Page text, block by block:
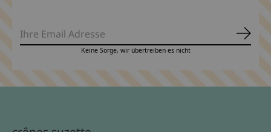
Keine Sorge, wir übertreiben es nicht